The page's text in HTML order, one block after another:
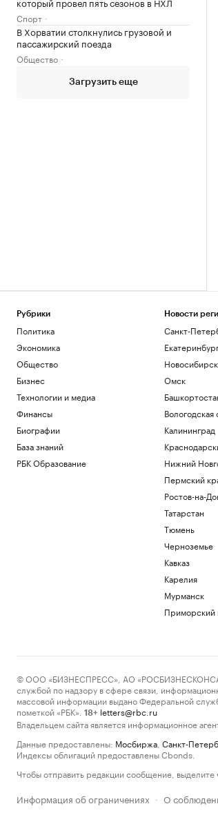
Спорт
В Хорватии столкнулись грузовой и
пассажирский поезда
Общество
Загрузить еще
Рубрики
Политика
Экономика
Общество
Бизнес
Технологии и медиа
Финансы
Биографии
База знаний
РБК Образование
Новости
Санкт-
Новосибирск
Омск
Вологодская
Калининград
Нижний
Пермский
Ростов-на-
Татарстан
Тюмень
Черноземье
Кавказ
Карелия
Мурманск
Приморский
© ООО «БИЗНЕСПРЕСС», АО
службой по надзору в сфере связи,
массовой информации выдано Федеральной
пометкой «РБК».
18+ letters@rbc.ru
Владельцем сайта является информационное
Данные предоставлены: Мосбиржа Санкт-
Индексы облигаций предоставлены Cbonds.
Чтобы отправить редакции сообщение, выделите
Информация об ограничениях · О